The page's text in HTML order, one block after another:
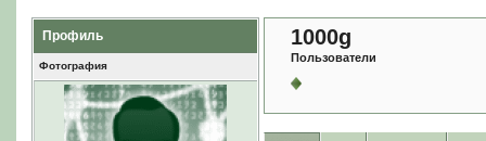
Профиль
Фотография
1000g
Пользователи